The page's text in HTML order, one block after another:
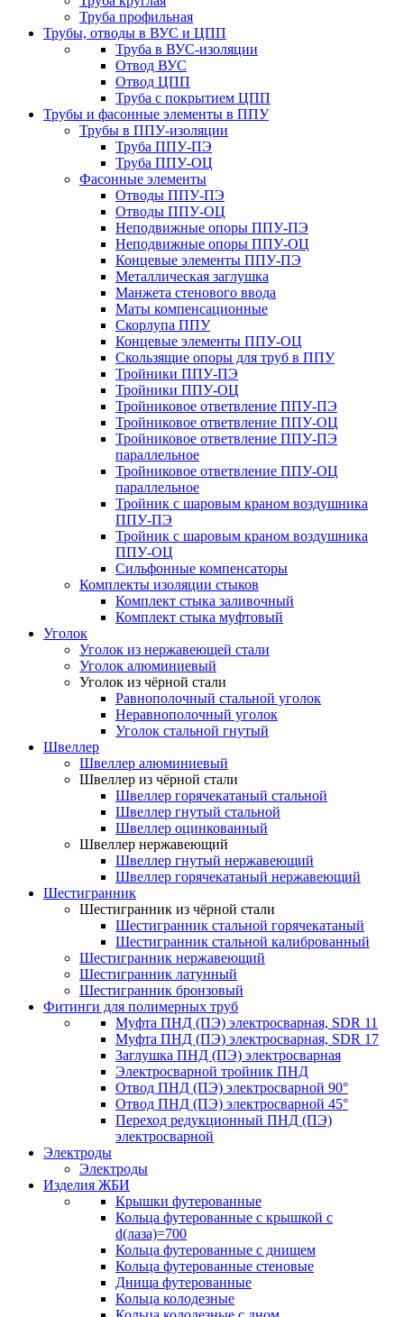
Труба профильная
Трубы, отводы в ВУС и ЦПП
Труба в ВУС-изоляции
Отвод ВУС
Отвод ЦПП
Труба с покрытием ЦПП
Трубы и фасонные элементы в ППУ
Трубы в ППУ-изоляции
Труба ППУ-ПЭ
Труба ППУ-ОЦ
Фасонные элементы
Отводы ППУ-ПЭ
Отводы ППУ-ОЦ
Неподвижные опоры ППУ-ПЭ
Неподвижные опоры ППУ-ОЦ
Концевые элементы ППУ-ПЭ
Металлическая заглушка
Манжета стенового ввода
Маты компенсационные
Скорлупа ППУ
Концевые элементы ППУ-ОЦ
Скользящие опоры для труб в ППУ
Тройники ППУ-ПЭ
Тройники ППУ-ОЦ
Тройниковое ответвление ППУ-ПЭ
Тройниковое ответвление ППУ-ОЦ
Тройниковое ответвление ППУ-ПЭ
параллельное
Тройниковое ответвление ППУ-ОЦ
параллельное
Тройник с шаровым краном воздушника
ППУ-ПЭ
Тройник с шаровым краном воздушника
ППУ-ОЦ
Сильфонные компенсаторы
Комплекты изоляции стыков
Комплект стыка заливочный
Комплект стыка муфтовый
Уголок
Уголок из нержавеющей стали
Уголок алюминиевый
Уголок из чёрной стали
Равнополочный стальной уголок
Неравнополочный уголок
Уголок стальной гнутый
Швеллер
Швеллер алюминиевый
Швеллер из чёрной стали
Швеллер горячекатаный стальной
Швеллер гнутый стальной
Швеллер оцинкованный
Швеллер нержавеющий
Швеллер гнутый нержавеющий
Швеллер горячекатаный нержавеющий
Шестигранник
Шестигранник из чёрной стали
Шестигранник стальной горячекатаный
Шестигранник стальной калиброванный
Шестигранник нержавеющий
Шестигранник латунный
Шестигранник бронзовый
Фитинги для полимерных труб
Муфта ПНД (ПЭ) электросварная, SDR 11
Муфта ПНД (ПЭ) электросварная, SDR 17
Заглушка ПНД (ПЭ) электросварная
Электросварной тройник ПНД
Отвод ПНД (ПЭ) электросварной 90°
Отвод ПНД (ПЭ) электросварной 45°
Переход редукционный ПНД (ПЭ)
электросварной
Электроды
Электроды
Изделия ЖБИ
Крышки футерованные
Кольца футерованные с крышкой с
d(лаза)=700
Кольца футерованные с днищем
Кольца футерованные стеновые
Днища футерованные
Кольца колодезные